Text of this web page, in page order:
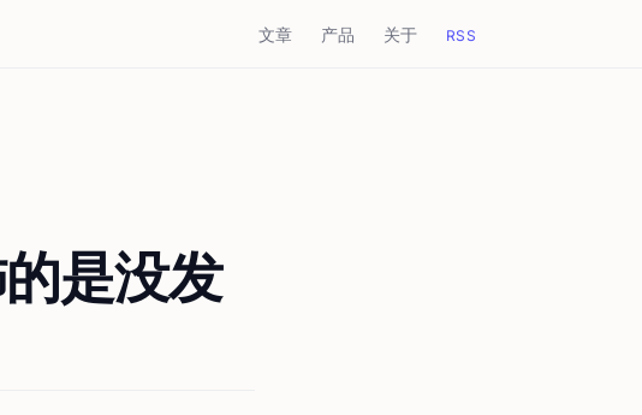
文章 产品 关于 RSS
是没发